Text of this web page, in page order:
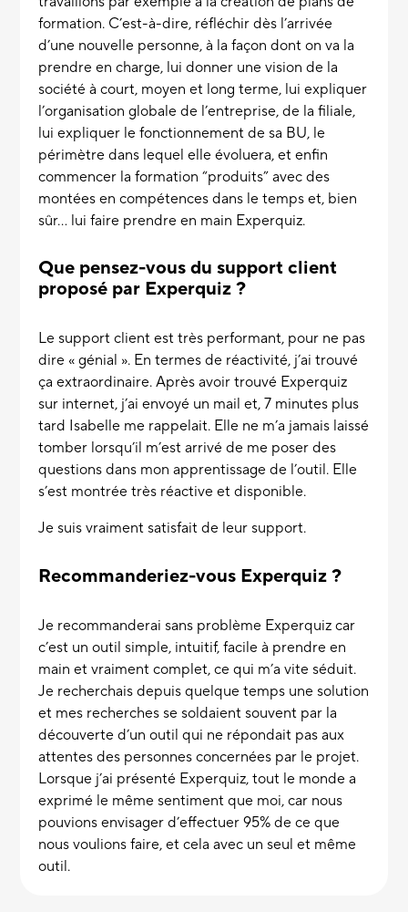
formation. C’est-à-dire, réfléchir dès l’arrivée
d’une nouvelle personne, à la façon dont on va la
prendre en charge, lui donner une vision de la
société à court, moyen et long terme, lui expliquer
l’organisation globale de l’entreprise, de la filiale,
lui expliquer le fonctionnement de sa BU, le
périmètre dans lequel elle évoluera, et enfin
commencer la formation “produits” avec des
montées en compétences dans le temps et, bien
sûr... lui faire prendre en main Experquiz.
Que pensez-vous du support client
proposé par Experquiz ?
Le support client est très performant, pour ne pas
dire « génial ». En termes de réactivité, j’ai trouvé
ça extraordinaire. Après avoir trouvé Experquiz
sur internet, j’ai envoyé un mail et, 7 minutes plus
tard Isabelle me rappelait. Elle ne m’a jamais laissé
tomber lorsqu’il m’est arrivé de me poser des
questions dans mon apprentissage de l’outil. Elle
s’est montrée très réactive et disponible.
Je suis vraiment satisfait de leur support.
Recommanderiez-vous Experquiz ?
Je recommanderai sans problème Experquiz car
c’est un outil simple, intuitif, facile à prendre en
main et vraiment complet, ce qui m’a vite séduit.
Je recherchais depuis quelque temps une solution
et mes recherches se soldaient souvent par la
découverte d’un outil qui ne répondait pas aux
attentes des personnes concernées par le projet.
Lorsque j’ai présenté Experquiz, tout le monde a
exprimé le même sentiment que moi, car nous
pouvions envisager d’effectuer 95% de ce que
nous voulions faire, et cela avec un seul et même
outil.